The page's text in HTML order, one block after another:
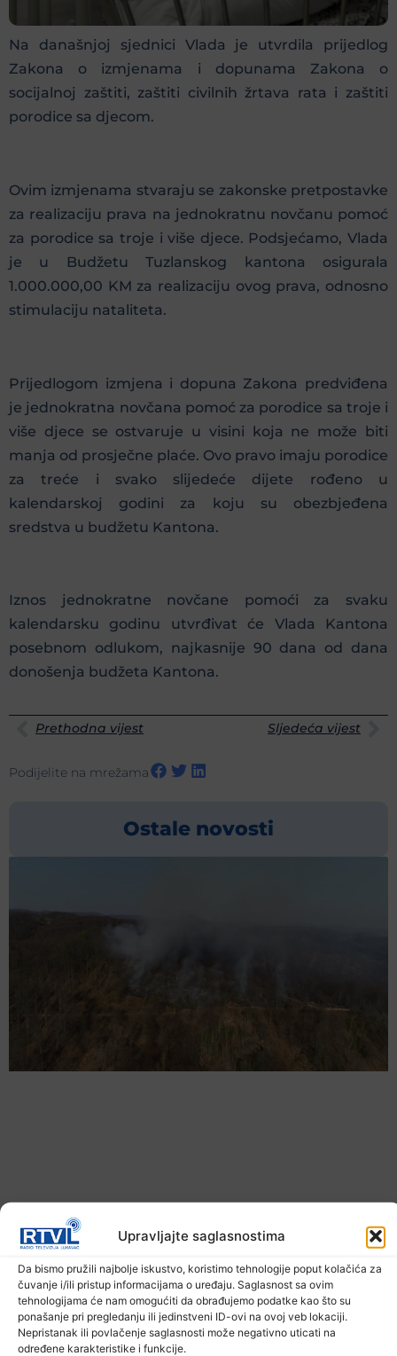
Upravljajte saglasnostima
Da bismo pružili najbolje iskustvo, koristimo tehnologije poput kolačića za
čuvanje i/ili pristup informacijama o uređaju. Saglasnost sa ovim
tehnologijama će nam omogućiti da obrađujemo podatke kao što su
ponašanje pri pregledanju ili jedinstveni ID-ovi na ovoj veb lokaciji.
Nepristanak ili povlačenje saglasnosti može negativno uticati na
određene karakteristike i funkcije.
Na današnjoj sjednici Vlada je utvrdila prijedlog
Zakona o izmjenama i dopunama Zakona o
socijalnoj zaštiti, zaštiti civilnih žrtava rata i zaštiti
porodice sa djecom.
Ovim izmjenama stvaraju se zakonske pretpostavke
za realizaciju prava na jednokratnu novčanu pomoć
za porodice sa troje i više djece. Podsjećamo, Vlada
je u Budžetu Tuzlanskog kantona osigurala
1.000.000,00 KM za realizaciju ovog prava, odnosno
stimulaciju nataliteta.
Prijedlogom izmjena i dopuna Zakona predviđena
je jednokratna novčana pomoć za porodice sa troje i
više djece se ostvaruje u visini koja ne može biti
manja od prosječne plaće. Ovo pravo imaju porodice
za treće i svako slijedeće dijete rođeno u
kalendarskoj godini za koju su obezbjeđena
sredstva u budžetu Kantona.
Iznos jednokratne novčane pomoći za svaku
kalendarsku godinu utvrđivat će Vlada Kantona
posebnom odlukom, najkasnije 90 dana od dana
donošenja budžeta Kantona.
Prethodna vijest Sljedeća vijest
Podijelite na mrežama
Ostale novosti
U TK povećan broj požara
7. Augusta 2026.